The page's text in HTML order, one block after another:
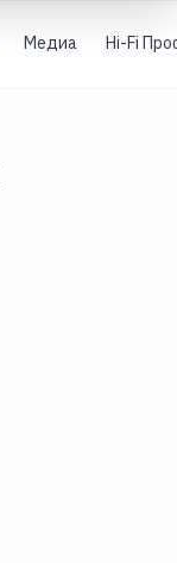
Медиа Hi-Fi